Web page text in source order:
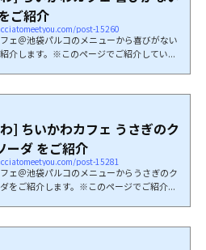
ご紹介
post-15260
ェ＠池袋パルコのメニューから喜びがない
介します。※このページでご紹介してい...
] ちいかわカフェ うさぎのク
ーダ をご紹介
post-15281
ェ＠池袋パルコのメニューからうさぎのク
をご紹介します。※このページでご紹介...